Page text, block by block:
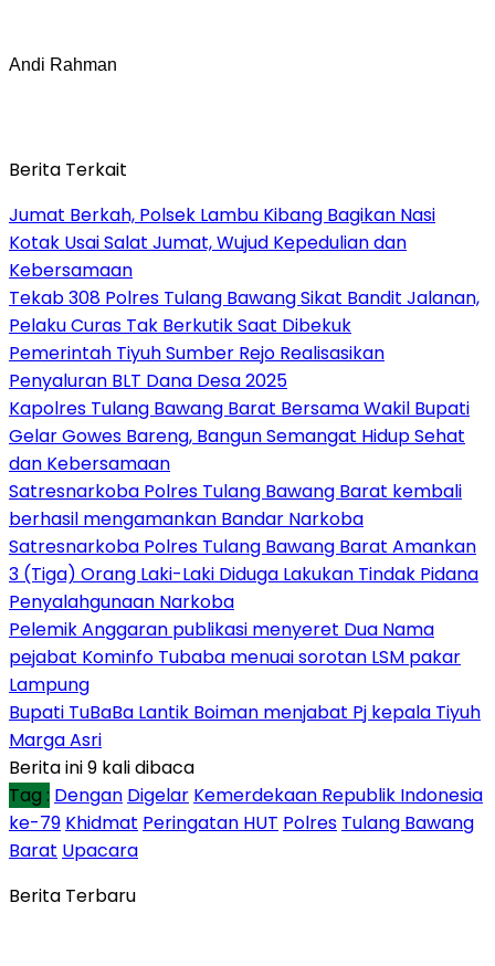
Andi Rahman
Berita Terkait
Jumat Berkah, Polsek Lambu Kibang Bagikan Nasi
Kotak Usai Salat Jumat, Wujud Kepedulian dan
Kebersamaan
Tekab 308 Polres Tulang Bawang Sikat Bandit Jalanan,
Pelaku Curas Tak Berkutik Saat Dibekuk
Pemerintah Tiyuh Sumber Rejo Realisasikan
Penyaluran BLT Dana Desa 2025
Kapolres Tulang Bawang Barat Bersama Wakil Bupati
Gelar Gowes Bareng, Bangun Semangat Hidup Sehat
dan Kebersamaan
Satresnarkoba Polres Tulang Bawang Barat kembali
berhasil mengamankan Bandar Narkoba
Satresnarkoba Polres Tulang Bawang Barat Amankan
3 (Tiga) Orang Laki-Laki Diduga Lakukan Tindak Pidana
Penyalahgunaan Narkoba
Pelemik Anggaran publikasi menyeret Dua Nama
pejabat Kominfo Tubaba menuai sorotan LSM pakar
Lampung
Bupati TuBaBa Lantik Boiman menjabat Pj kepala Tiyuh
Marga Asri
Berita ini 9 kali dibaca
Tag : Dengan Digelar Kemerdekaan Republik Indonesia
ke-79 Khidmat Peringatan HUT Polres Tulang Bawang
Barat Upacara
Berita Terbaru